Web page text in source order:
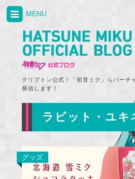
クリプトン公式！「初音ミク」らバーチ
発信します！
MENU
ラビット・ユキ
グッズ